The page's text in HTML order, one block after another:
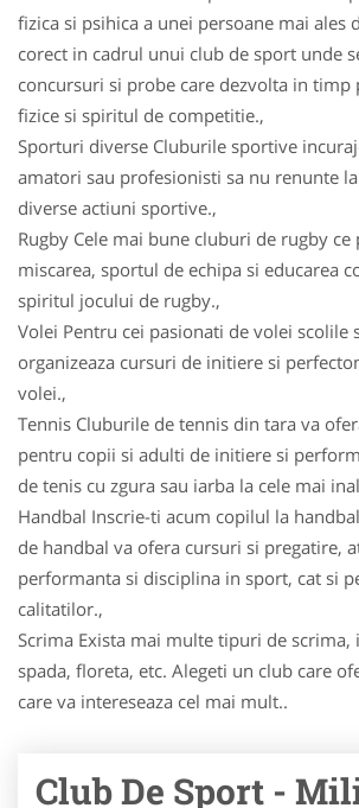
fizica si psihica a unei persoane mai ales
corect in cadrul unui club de sport unde
concursuri si probe care dezvolta in timp
fizice si spiritul de competitie.,
Sporturi diverse Cluburile sportive
amatori sau profesionisti sa nu renunte
diverse actiuni sportive.,
Rugby Cele mai bune cluburi de rugby ce
miscarea, sportul de echipa si educarea
spiritul jocului de rugby.,
Volei Pentru cei pasionati de volei scolile
organizeaza cursuri de initiere si
volei.,
Tennis Cluburile de tennis din tara va
pentru copii si adulti de initiere si
de tenis cu zgura sau iarba la cele mai
Handbal Inscrie-ti acum copilul la
de handbal va ofera cursuri si pregatire,
performanta si disciplina in sport, cat si
calitatilor.,
Scrima Exista mai multe tipuri de scrima,
spada, floreta, etc. Alegeti un club care
care va intereseaza cel mai mult..
Club De Sport -